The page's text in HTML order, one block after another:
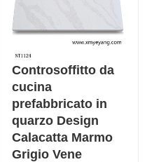
Controsoffitto da
cucina
prefabbricato in
quarzo Design
Calacatta Marmo
Grigio Vene